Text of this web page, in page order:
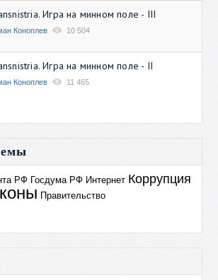
Игра на минном поле - III
Коноплев 10 504
Игра на минном поле - II
Коноплев 11 465
РФ Госдума РФ Интернет Коррупция
Правительство